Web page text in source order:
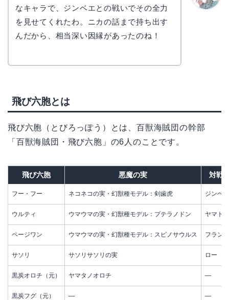
なキャラで、ジンベエとの戦いでその全力
を見せてくれたわ。ニカの話まで持ち出す
んだから、相当深い因縁があったのね！
飛び六胞とは
飛び六胞（とびろっぽう）とは、百獣海賊団の幹部
「百獣海賊団・飛び六胞」の6人のことです。
飛び六胞 悪魔の実 対戦
フー・フー ネコネコの実・幻獣種モデル：剣歯虎 ジンベエ
ウルティ ウマウマの実・幻獣種モデル：プテラノドン ヤマト
ページワン ウマウマの実・幻獣種モデル：スピノサウルス フラン
サソリ サソリサソリの実 ロー
黒炭オロチ（元） ヤマタノオロチ —
黒炭フグ（元） — —